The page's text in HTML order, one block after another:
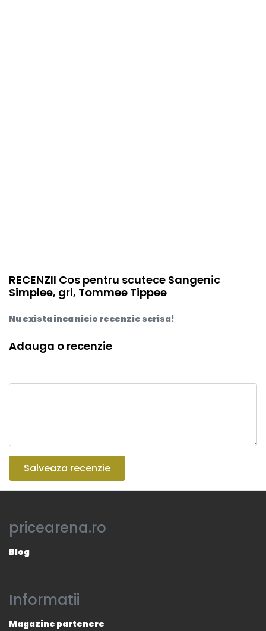
RECENZII Cos pentru scutece Sangenic
Simplee, gri, Tommee Tippee
Nu exista inca nicio recenzie scrisa!
Adauga o recenzie
Salveaza recenzie
pricearena.ro
Blog
Informatii
Magazine partenere